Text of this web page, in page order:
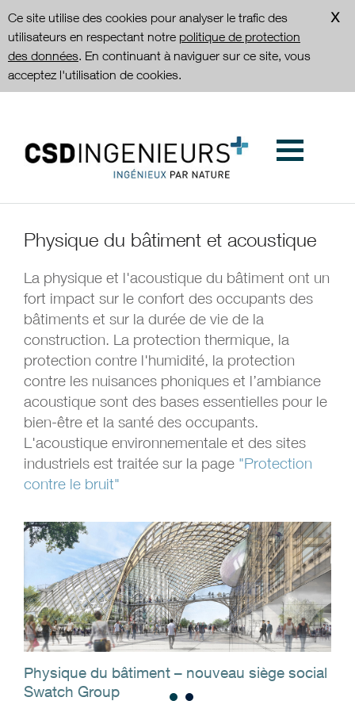
Ce site utilise des cookies pour analyser le trafic des
utilisateurs en respectant notre politique de protection
des données. En continuant à naviguer sur ce site, vous
acceptez l'utilisation de cookies.
Physique du bâtiment et acoustique
La physique et l'acoustique du bâtiment ont un
fort impact sur le confort des occupants des
bâtiments et sur la durée de vie de la
construction. La protection thermique, la
protection contre l'humidité, la protection
contre les nuisances phoniques et l’ambiance
acoustique sont des bases essentielles pour le
bien-être et la santé des occupants.
L'acoustique environnementale et des sites
industriels est traitée sur la page "Protection
contre le bruit"
Physique du bâtiment – nouveau siège social
Swatch Group